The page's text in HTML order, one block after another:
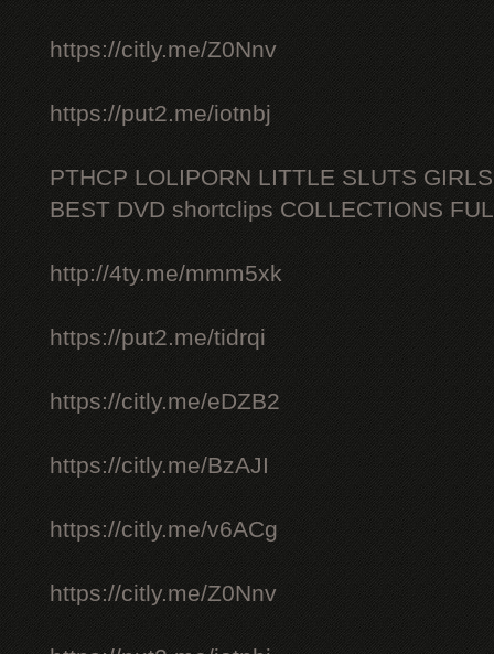
https://citly.me/Z0Nnv
https://put2.me/iotnbj
PTHCP LOLIPORN LITTLE SLUTS
BEST DVD shortclips COLLECTIONS
http://4ty.me/mmm5xk
https://put2.me/tidrqi
https://citly.me/eDZB2
https://citly.me/BzAJI
https://citly.me/v6ACg
https://citly.me/Z0Nnv